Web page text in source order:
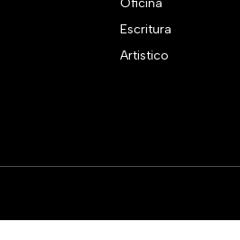
Escritura
Artistico